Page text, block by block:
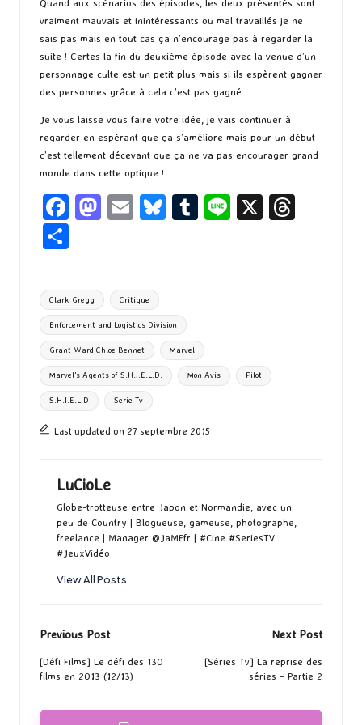
vraiment mauvais et inintéressants ou mal travaillés je ne
sais pas mais en tout cas ça n’encourage pas à regarder la
suite ! Certes la fin du deuxième épisode avec la venue d’un
personnage culte est un petit plus mais si ils espèrent gagner
des personnes grâce à cela c’est pas gagné …
Je vous laisse vous faire votre idée, je vais continuer à
regarder en espérant que ça s’améliore mais pour un début
c’est tellement décevant que ça ne va pas encourager grand
monde dans cette optique !
Fa
o
o
k
M
d
o
n
E
l
Bl T
Li X
ta
g
er
Tags:
Clark Gregg Critique
Enforcement and Logistics Division
Grant Ward Chloe Bennet Marvel
Marvel's Agents of S.H.I.E.L.D. Mon Avis Pilot
S.H.I.E.L.D Serie Tv
Last updated on 27 septembre 2015
LuCioLe
Globe-trotteuse entre Japon et Normandie, avec un
peu de Country | Blogueuse, gameuse, photographe,
freelance | Manager @JaMEfr | #Cine #SeriesTV
#JeuxVidéo
View All Posts
Post
navigation
Previous Post
[Défi Films] Le défi des 130
films en 2013 (12/13)
Next Post
[Séries Tv] La reprise des
séries – Partie 2